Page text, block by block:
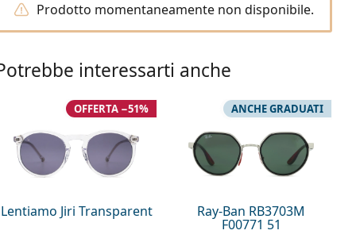
Prodotto momentaneamente non disponibile.
interessarti anche
Lentiamo Jiri Transparent
OFFERTA −51%
Ray-Ban RB3703M
F00771 51
ANCHE GRADUATI